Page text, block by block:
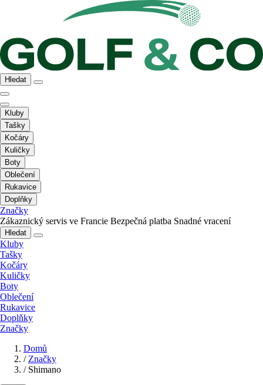
Hledat
Kluby
Tašky
Kočáry
Kuličky
Boty
Oblečení
Rukavice
Doplňky
Značky
Zákaznický servis ve Francie Bezpečná platba Snadné vracení
Hledat
Kluby
Tašky
Kočáry
Kuličky
Boty
Oblečení
Rukavice
Doplňky
Značky
Domů
/ Značky
/ Shimano